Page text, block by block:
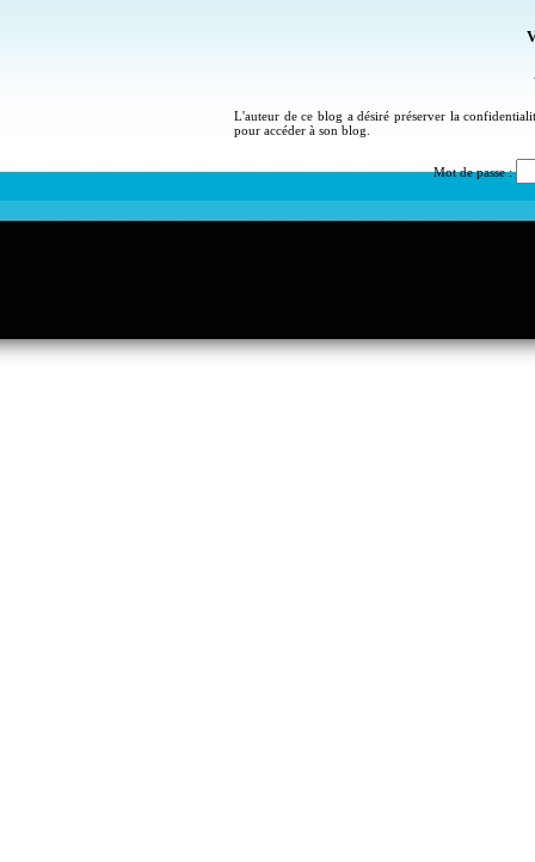
L'auteur de ce blog a désiré préserver la
pour accéder à son blog.
Mot de passe :